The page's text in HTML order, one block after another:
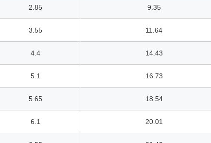
2.85 9.35
3.55 11.64
4.4 14.43
5.1 16.73
5.65 18.54
6.1 20.01